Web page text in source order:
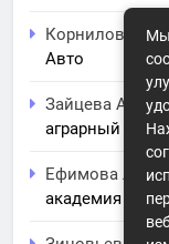
Корнилова
Авто
Зайцева Арина
аграрный
Ефимова
академия
Мы